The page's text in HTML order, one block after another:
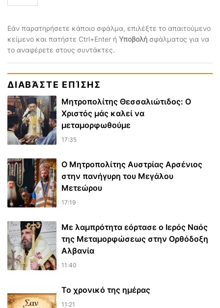
Εάν παρατηρήσετε κάποιο σφάλμα, επιλέξτε το απαιτούμενο
κείμενο και πατήστε Ctrl+Enter ή Υποβολή σφάλματος για να
το αναφέρετε στους συντάκτες.
ΔΙΑΒΆΣΤΕ ΕΠΊΣΗΣ
Μητροπολίτης Θεσσαλιώτιδος: Ο
Χριστός μάς καλεί να
μεταμορφωθούμε
17:35
Ο Μητροπολίτης Αυστρίας Αρσένιος
στην πανήγυρη του Μεγάλου
Μετεώρου
17:19
Με λαμπρότητα εόρτασε ο Ιερός Ναός
της Μεταμορφώσεως στην Ορθόδοξη
Αλβανία
11:40
Το χρονικό της ημέρας
11:21